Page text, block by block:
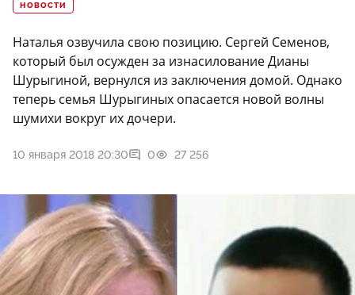
НОВОСТИ
Наталья озвучила свою позицию. Сергей Семенов,
который был осужден за изнасилование Дианы
Шурыгиной, вернулся из заключения домой. Однако
теперь семья Шурыгиных опасается новой волны
шумихи вокруг их дочери.
10 января 2018 20:30 0 27 256